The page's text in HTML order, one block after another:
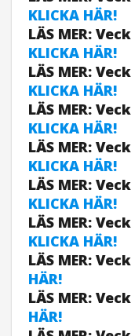
KLICKA HÄR!
LÄS MER:
KLICKA HÄR!
LÄS MER:
KLICKA HÄR!
LÄS MER:
KLICKA HÄR!
LÄS MER:
KLICKA HÄR!
LÄS MER:
KLICKA HÄR!
LÄS MER:
KLICKA HÄR!
LÄS MER:
HÄR!
LÄS MER:
HÄR!